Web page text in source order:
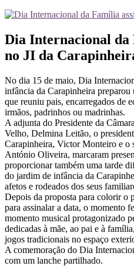
Dia Internacional da
no JI da
No dia 15 de maio, Dia
infância da Carapinheira preparou
que reuniu pais, encarregados de
irmãos, padrinhos ou madrinhas.
A adjunta do Presidente da
Velho, Delmina Leitão, o
Carapinheira, Victor Monteiro e o
António Oliveira, marcaram
proporcionar também uma tarde
do jardim de infância da
afetos e rodeados dos seus
Depois da proposta para colorir o
para assinalar a data, o momento
momento musical protagonizado
dedicadas à mãe, ao pai e à
jogos tradicionais no espaço
A comemoração do Dia
com um lanche partilhado.